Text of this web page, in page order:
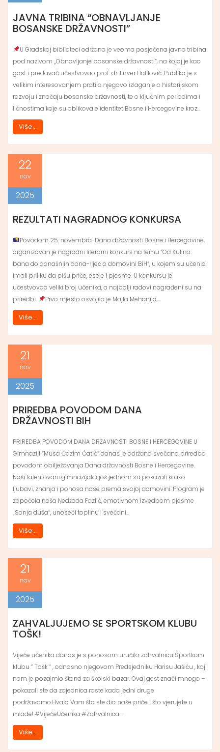
JAVNA TRIBINA “OBNAVLJANJE
BOSANSKE DRŽAVNOSTI”
U Gradskoj biblioteci održana je veoma posjećena javna tribina
pod nazivom „Obnavljanje bosanske državnosti“, na kojoj je kao
gost i predavač učestvovao prof. dr. Enver Halilović. Publika je s
velikim interesovanjem pratila njegovo izlaganje o historijskom
razvoju i značaju bosanske državnosti, te o ključnim periodima i
ličnostima koje su oblikovale identitet Bosne i Hercegovine kroz…
Više...
22
nov
2025
REZULTATI NAGRADNOG KONKURSA
Povodom 25. novembra-Dana državnosti Bosne i Hercegovine,
organizovan je nagradni literarni konkurs na temu “Od Kulina
bana do današnjih dana-riječ o domovini BiH”, u kojem su učenici
imali priliku da pišu priče, eseje i pjesme. U konkursu je
učestvovao veliki broj učenika, a najbolji radovi nagrađeni su na
priredbi.
Prvo mjesto osvojila je Majla Mehanija,…
Više...
21
nov
2025
PRIREDBA POVODOM DANA
DRŽAVNOSTI BIH
PRIREDBA POVODOM DANA DRŽAVNOSTI BOSNE I HERCEGOVINE U
Gimnaziji “Musa Ćazim Ćatić” danas je održana svečana priredba
povodom obilježavanja Dana državnosti Bosne i Hercegovine.
Naši talentovani gimnazijalci još jednom su pokazali koliko
ljubavi, znanja i ponosa nose prema svojoj domovini. Program je
započela naša Nedžada Fazlić, emotivnom izvedbom pjesme
„Sanja duša“, unoseći toplinu i svečani…
Više...
21
nov
2025
ZAHVALJUJEMO SE SPORTSKOM KLUBU
TOŠK!
Vijeće učenika danas je s ponosom uručilo zahvalnicu Sportkom
klubu “ Tošk “ , odnosno njegovom Predsjedniku Harisu Jašiću , koji
nam je pozajmio štand za školski bazar. Ovaj gest znači mnogo –
pokazali ste da zajednica raste kada jedni druge
podržavamo.Hvala Vam što ste dio naše priče i što vjerujete u
mlade! #VijećeUčenika #Zahvalnica…
Više...